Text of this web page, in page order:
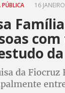
16
da